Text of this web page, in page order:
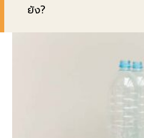
ยัง?